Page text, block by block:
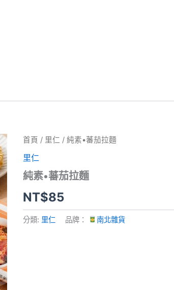
首頁 / 里仁 / 純素•蕃茄拉麵
里仁
純素•蕃茄拉麵
NT$85
分類: 里仁 品牌： 南北雜貨